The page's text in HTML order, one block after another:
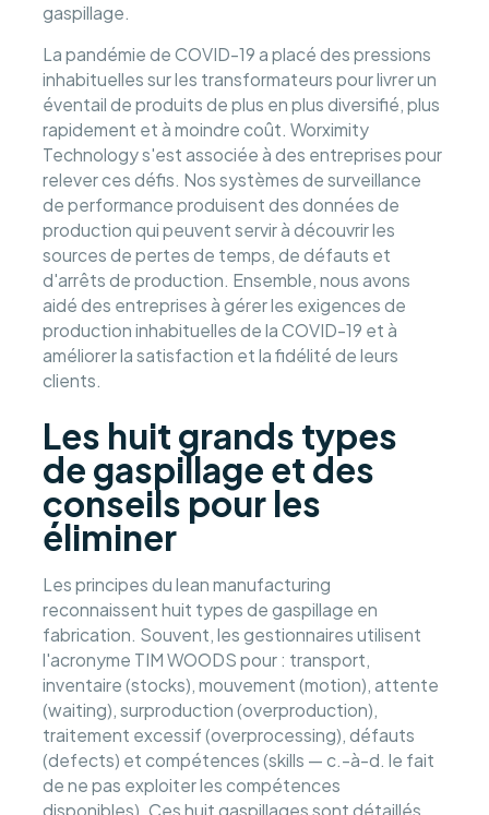
gaspillage.
La pandémie de COVID-19 a placé des pressions
inhabituelles sur les transformateurs pour livrer un
éventail de produits de plus en plus diversifié, plus
rapidement et à moindre coût. Worximity
Technology s'est associée à des entreprises pour
relever ces défis. Nos systèmes de surveillance
de performance produisent des données de
production qui peuvent servir à découvrir les
sources de pertes de temps, de défauts et
d'arrêts de production. Ensemble, nous avons
aidé des entreprises à gérer les exigences de
production inhabituelles de la COVID-19 et à
améliorer la satisfaction et la fidélité de leurs
clients.
Les huit grands types
de gaspillage et des
conseils pour les
éliminer
Les principes du lean manufacturing
reconnaissent huit types de gaspillage en
fabrication. Souvent, les gestionnaires utilisent
l'acronyme TIM WOODS pour : transport,
inventaire (stocks), mouvement (motion), attente
(waiting), surproduction (overproduction),
traitement excessif (overprocessing), défauts
(defects) et compétences (skills — c.-à-d. le fait
de ne pas exploiter les compétences
disponibles). Ces huit gaspillages sont détaillés